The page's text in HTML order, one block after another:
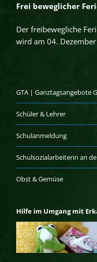
Frei beweglicher
Der freibewegliche
wird am 04.
GTA | Ganztagsangebote
Schüler & Lehrer
Schulanmeldung
Schulsozialarbeiterin an
Obst & Gemüse
Hilfe im Umgang mit